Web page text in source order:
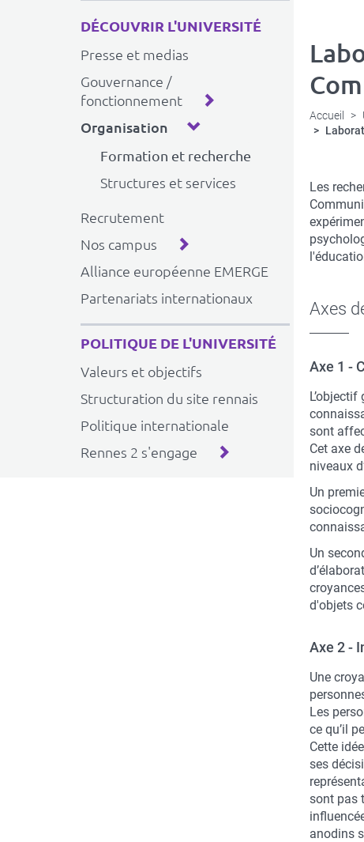
DÉCOUVRIR L'UNIVERSITÉ
Presse et medias
Gouvernance /
fonctionnement
Organisation
Formation et recherche
Structures et services
Recrutement
Nos campus
Alliance européenne EMERGE
Partenariats internationaux
POLITIQUE DE L'UNIVERSITÉ
Valeurs et objectifs
Structuration du site rennais
Politique internationale
Rennes 2 s'engage
Accueil
succinte
Les
Axes
Axe 1 -
sont
Cet axe
niveaux
Un
Un
d'objets
Axe 2 -
Une
Les
ce qu’il
Cette
ses
sont pas
anodins